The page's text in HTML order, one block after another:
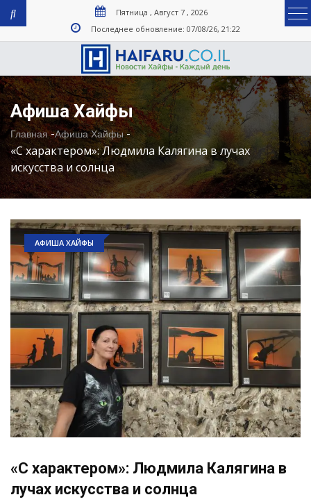
Пятница , Август 7 , 2026
Последнее обновление: 07/08/26, 21:22
Афиша Хайфы
Главная-Афиша Хайфы-
«С характером»: Людмила Калягина в лучах
искусства и солнца
АФИША ХАЙФЫ
«С характером»: Людмила Калягина в
лучах искусства и солнца